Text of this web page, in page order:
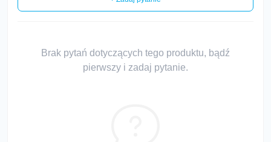
Brak pytań dotyczących tego produktu, bądź
pierwszy i zadaj pytanie.